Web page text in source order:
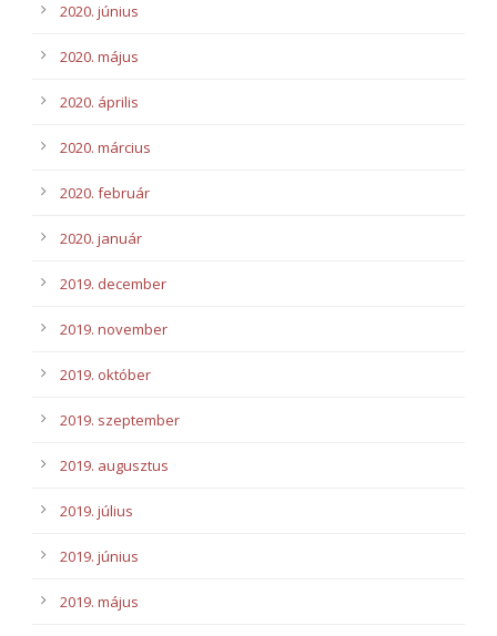
2020. június
2020. május
2020. április
2020. március
2020. február
2020. január
2019. december
2019. november
2019. október
2019. szeptember
2019. augusztus
2019. július
2019. június
2019. május